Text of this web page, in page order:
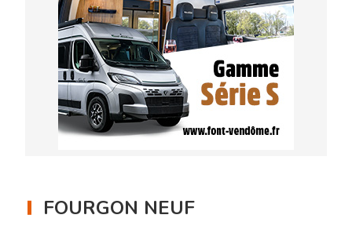
FOURGON NEUF